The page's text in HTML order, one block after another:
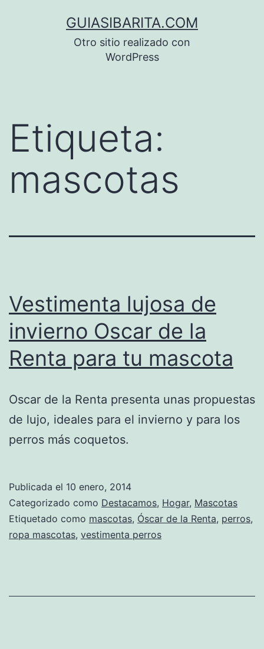
GUIASIBARITA.COM
Otro sitio realizado con
WordPress
Etiqueta:
mascotas
Vestimenta lujosa de
invierno Oscar de la
Renta para tu mascota
Oscar de la Renta presenta unas propuestas
de lujo, ideales para el invierno y para los
perros más coquetos.
Publicada el 10 enero, 2014
Categorizado como Destacamos, Hogar, Mascotas
Etiquetado como mascotas, Óscar de la Renta, perros,
ropa mascotas, vestimenta perros